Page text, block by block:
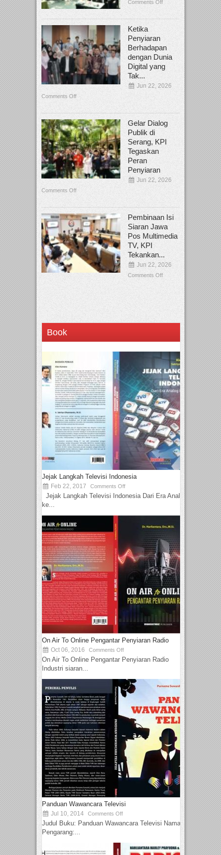
Comments Off
Ketika
Penyiaran
Berhadapan
dengan Dunia
Digital yang
Tak...
Jun 22, 2026
Comments Off
Gelar Dialog
Publik di
Serang, KPI
Tegaskan
Peran
Penyiaran
Jun 22, 2026
Comments Off
Pembinaan Isi
Siaran Jawa
Pos Multimedia
TV, KPI
Tekankan...
Jun 22, 2026
Comments Off
Book
Jejak Langkah Televisi Indonesia
Feb 22, 2017 Comments Off
Jejak Langkah Televisi Indonesia Dari Era Analog
ke...
On Air To Online Pengantar Penyiaran Radio
Oct 06, 2016 Comments Off
On Air To Online Pengantar Penyiaran Radio
Industri siaran...
Panduan Wawancara Televisi
Jul 10, 2014 Comments Off
Judul Buku: Panduan Wawancara Televisi Nama
Pengarang:...